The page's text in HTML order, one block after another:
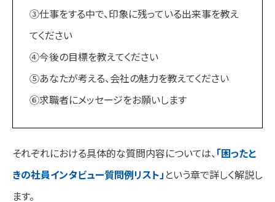
③仕事をする中で、印象に残っている出来事を教え
てください
④今後の目標を教えてください
⑤あなたが考える、会社の魅力を教えてください
⑥求職者にメッセージをお願いします
それぞれにおける具体的な質問内容については、 「困ったと
きの社員インタビュー質問例リスト」 という章で詳しく解説し
ます。